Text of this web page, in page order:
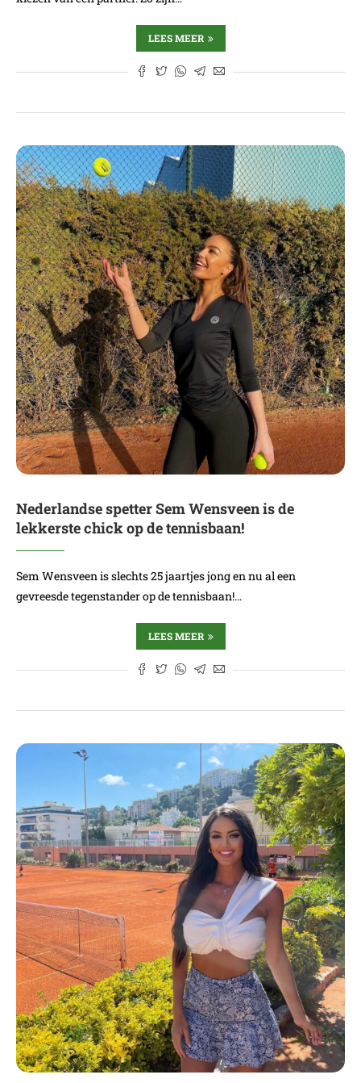
LEES MEER
Nederlandse spetter Sem Wensveen is de
lekkerste chick op de tennisbaan!
Sem Wensveen is slechts 25 jaartjes jong en nu al een
gevreesde tegenstander op de tennisbaan!…
LEES MEER